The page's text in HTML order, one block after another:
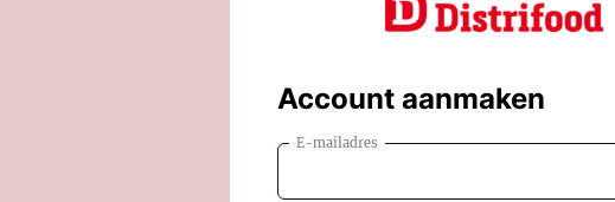
Account aanmaken
E-mailadres